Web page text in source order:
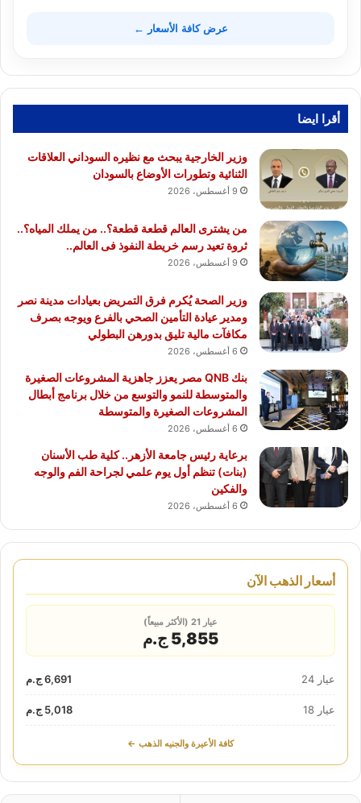
عرض كافة الأسعار ←
أقرا ايضا
وزير الخارجية يبحث مع نظيره السوداني العلاقات
الثنائية وتطورات الأوضاع بالسودان
9 أغسطس، 2026
من يشترى العالم قطعة قطعة؟.. من يملك المياه؟..
ثروة تعيد رسم خريطة النفوذ فى العالم..
9 أغسطس، 2026
وزير الصحة يُكرم فرق التمريض بعيادات مدينة نصر
ومدير عيادة التأمين الصحي بالفرع ويوجه بصرف
مكافآت مالية تليق بدورهن البطولي
6 أغسطس، 2026
بنك QNB مصر يعزز جاهزية المشروعات الصغيرة
والمتوسطة للنمو والتوسع من خلال برنامج أبطال
المشروعات الصغيرة والمتوسطة
6 أغسطس، 2026
برعاية رئيس جامعة الأزهر.. كلية طب الأسنان
(بنات) تنظم أول يوم علمي لجراحة الفم والوجه
والفكين
6 أغسطس، 2026
أسعار الذهب الآن
عيار 21 (الأكثر مبيعاً)
5,855 ج.م
عيار 24 6,691 ج.م
عيار 18 5,018 ج.م
كافة الأعيرة والجنيه الذهب ←